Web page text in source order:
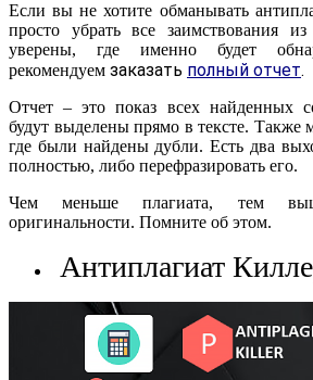
Если вы не хотите обманывать
просто убрать все заимствования
уверены, где именно будет
рекомендуем заказать полный отчет.
Отчет – это показ всех найденных
будут выделены прямо в тексте. Также
где были найдены дубли. Есть два
полностью, либо перефразировать его.
Чем меньше плагиата, тем
оригинальности. Помните об этом.
Антиплагиат